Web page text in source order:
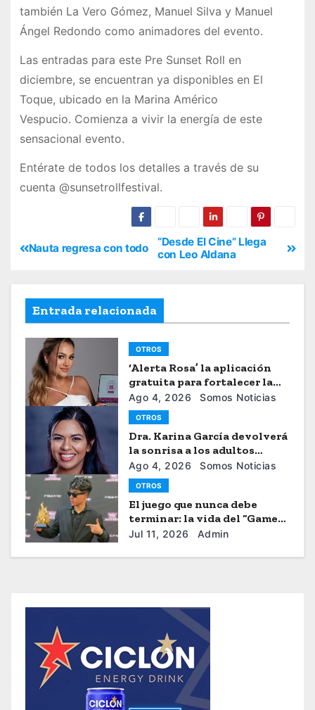
también La Vero Gómez, Manuel Silva y Manuel
Ángel Redondo como animadores del evento.
Las entradas para este Pre Sunset Roll en
diciembre, se encuentran ya disponibles en El
Toque, ubicado en la Marina Américo
Vespucio. Comienza a vivir la energía de este
sensacional evento.
Entérate de todos los detalles a través de su
cuenta @sunsetrollfestival.
“Desde El Cine” Llega
con Leo Aldana
Nauta regresa con todo
Entrada relacionada
OTROS
‘Alerta Rosa’ la aplicación
gratuita para fortalecer la
seguiridad de las mujeres
Ago 4, 2026 Somos Noticias
OTROS
Dra. Karina García devolverá
la sonrisa a los adultos
mayores
Ago 4, 2026 Somos Noticias
OTROS
El juego que nunca debe
terminar: la vida del “Gamer”
Brayhan Crazzy
Jul 11, 2026 Admin